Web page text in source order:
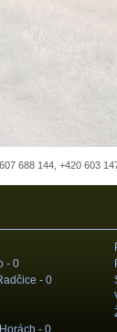
688 144, +420 603
- 0
- 0
- 0